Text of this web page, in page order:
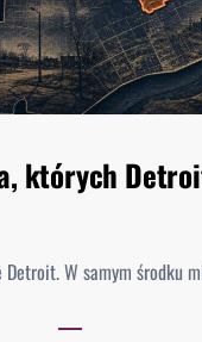
których
W samym środku